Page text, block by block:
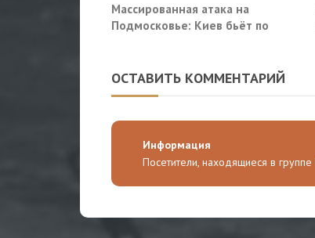
Массированная атака на
Подмосковье: Киев бьёт по
ОСТАВИТЬ КОММЕНТАРИЙ
Информация
Посетители, находящиеся в группе